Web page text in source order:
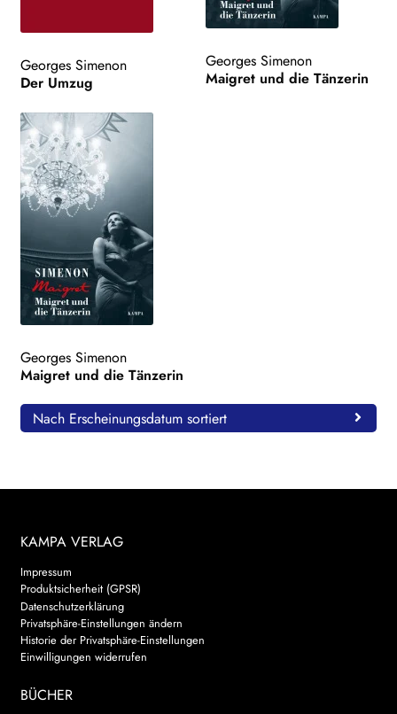
Georges Simenon
Der Umzug
Georges Simenon
Maigret und die Tänzerin
Georges Simenon
Maigret und die Tänzerin
Nach Erscheinungsdatum sortiert
KAMPA VERLAG
Impressum
Produktsicherheit (GPSR)
Datenschutzerklärung
Privatsphäre-Einstellungen ändern
Historie der Privatsphäre-Einstellungen
Einwilligungen widerrufen
BÜCHER